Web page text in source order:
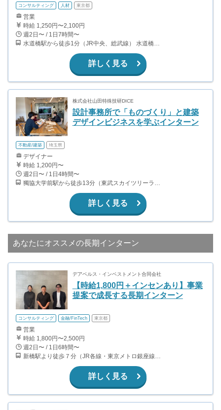
コンサルティング 人材 東京都
営業
時給 1,250円〜2,100円
週2日〜 / 1日7時間〜
水道橋駅から徒歩1分（JR中央、総武線） 水道橋駅から徒歩6分（都営三田線）
詳しく見る
株式会社山田特殊技研DICE
設計事務所で「ものづくり」と建築
デザインビジネスを学ぶインターン
不動産/建築 埼玉県
デザイナー
時給 1,200円〜
週2日〜 / 1日4時間〜
獨協大学前駅から徒歩13分（東武スカイツリーライン、東武伊勢崎線、東武日光線、鬼怒川線）
詳しく見る
あなたにオススメの長期インターン
デアベルス・インベストメント合同会社
【時給1,800円＋インセンあり】事業
提案で成長する長期インターン
コンサルティング 金融/FinTech 東京都
営業
時給 1,800円〜2,500円
週2日〜 / 1日6時間〜
新橋駅より徒歩７分（JR各線・東京メトロ銀座線・都営浅草線） 東銀座駅より徒歩４分（東京メトロ日比谷線・都営浅草線） 築地市場駅より徒歩３分（都営大江戸線）
詳しく見る